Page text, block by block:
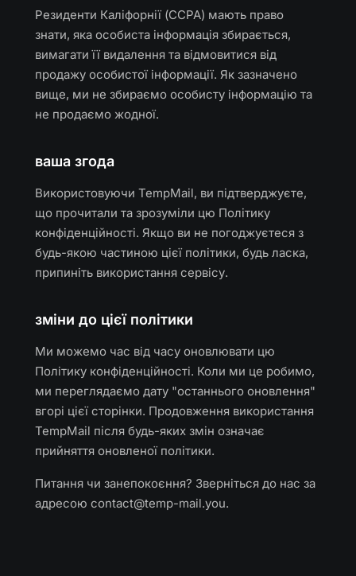
Резиденти Каліфорнії (CCPA) мають право
знати, яка особиста інформація збирається,
вимагати її видалення та відмовитися від
продажу особистої інформації. Як зазначено
вище, ми не збираємо особисту інформацію та
не продаємо жодної.
ваша згода
Використовуючи TempMail, ви підтверджуєте,
що прочитали та зрозуміли цю Політику
конфіденційності. Якщо ви не погоджуєтеся з
будь-якою частиною цієї політики, будь ласка,
припиніть використання сервісу.
зміни до цієї політики
Ми можемо час від часу оновлювати цю
Політику конфіденційності. Коли ми це робимо,
ми переглядаємо дату "останнього оновлення"
вгорі цієї сторінки. Продовження використання
TempMail після будь-яких змін означає
прийняття оновленої політики.
Питання чи занепокоєння? Зверніться до нас за
адресою contact@temp-mail.you.